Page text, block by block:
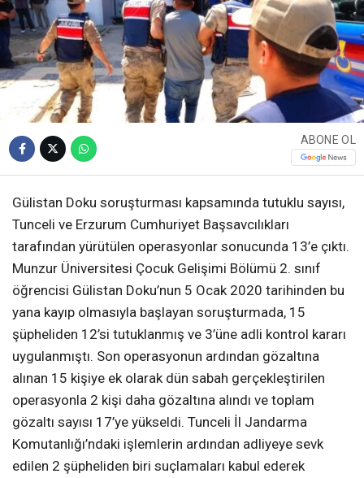
ABONE OL
Gülistan Doku soruşturması kapsamında tutuklu sayısı,
Tunceli ve Erzurum Cumhuriyet Başsavcılıkları
tarafından yürütülen operasyonlar sonucunda 13’e çıktı.
Munzur Üniversitesi Çocuk Gelişimi Bölümü 2. sınıf
öğrencisi Gülistan Doku’nun 5 Ocak 2020 tarihinden bu
yana kayıp olmasıyla başlayan soruşturmada, 15
şüpheliden 12’si tutuklanmış ve 3’üne adli kontrol kararı
uygulanmıştı. Son operasyonun ardından gözaltına
alınan 15 kişiye ek olarak dün sabah gerçekleştirilen
operasyonla 2 kişi daha gözaltına alındı ve toplam
gözaltı sayısı 17’ye yükseldi. Tunceli İl Jandarma
Komutanlığı’ndaki işlemlerin ardından adliyeye sevk
edilen 2 şüpheliden biri suçlamaları kabul ederek